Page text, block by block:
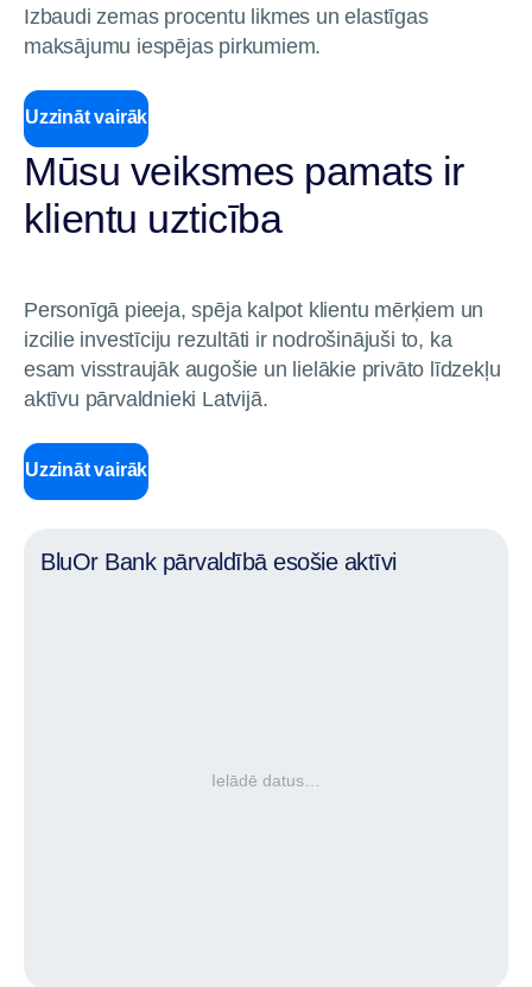
Izbaudi zemas procentu likmes un elastīgas
maksājumu iespējas pirkumiem.
Uzzināt vairāk
Mūsu veiksmes pamats ir
klientu uzticība
Personīgā pieeja, spēja kalpot klientu mērķiem un
izcilie investīciju rezultāti ir nodrošinājuši to, ka
esam visstraujāk augošie un lielākie privāto līdzekļu
aktīvu pārvaldnieki Latvijā.
Uzzināt vairāk
BluOr Bank pārvaldībā esošie aktīvi
Ielādē datus…